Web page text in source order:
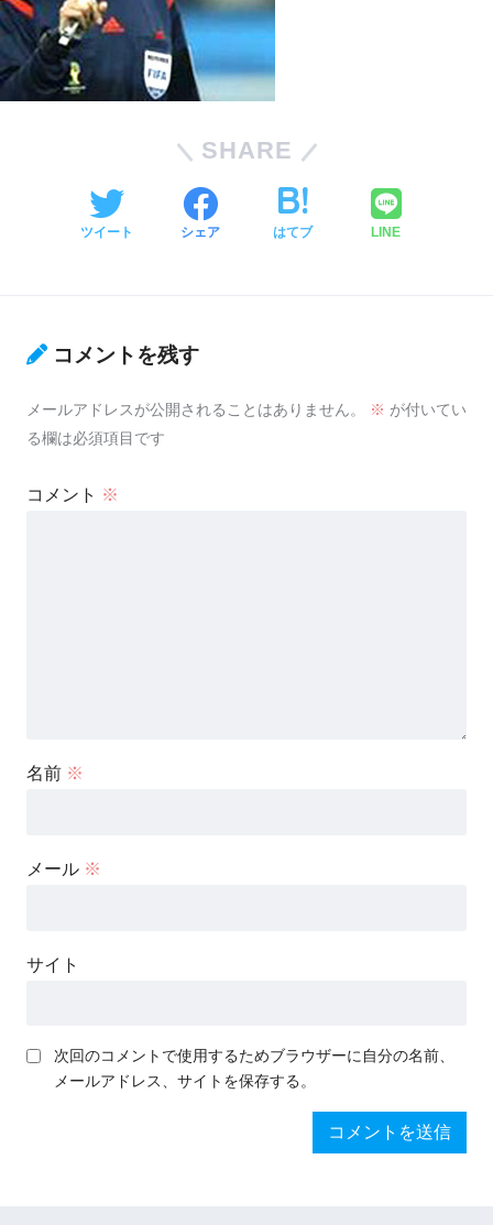
SHARE
ツイート シェア はてブ LINE
コメントを残す
メールアドレスが公開されることはありません。 ※ が付いてい
る欄は必須項目です
コメント ※
名前 ※
メール ※
サイト
次回のコメントで使用するためブラウザーに自分の名前、
メールアドレス、サイトを保存する。